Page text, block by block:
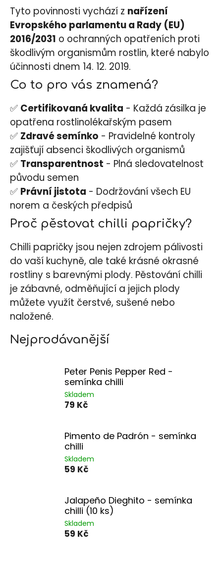
Tyto povinnosti vychází z nařízení
Evropského parlamentu a Rady (EU)
2016/2031 o ochranných opatřeních proti
škodlivým organismům rostlin, které nabylo
účinnosti dnem 14. 12. 2019.
Co to pro vás znamená?
✅ Certifikovaná kvalita - Každá zásilka je
opatřena rostlinolékařským pasem
✅ Zdravé semínko - Pravidelné kontroly
zajišťují absenci škodlivých organismů
✅ Transparentnost - Plná sledovatelnost
původu semen
✅ Právní jistota - Dodržování všech EU
norem a českých předpisů
Proč pěstovat chilli papričky?
Chilli papričky jsou nejen zdrojem pálivosti
do vaší kuchyně, ale také krásné okrasné
rostliny s barevnými plody. Pěstování chilli
je zábavné, odměňující a jejich plody
můžete využít čerstvé, sušené nebo
naložené.
Nejprodávanější
Peter Penis Pepper Red -
semínka chilli
Skladem
79 Kč
Pimento de Padrón - semínka
chilli
Skladem
59 Kč
Jalapeño Dieghito - semínka
chilli (10 ks)
Skladem
59 Kč
249
Kč